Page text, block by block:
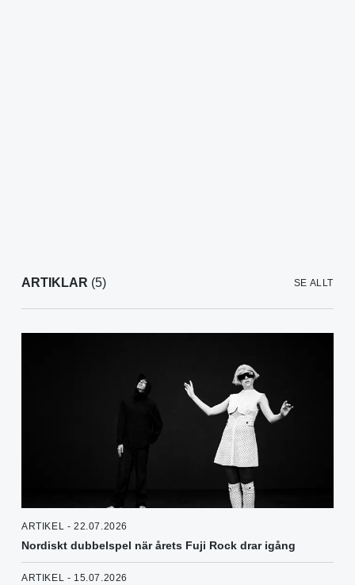
ARTIKLAR (5) SE ALLT
ARTIKEL - 22.07.2026
Nordiskt dubbelspel när årets Fuji Rock drar igång
ARTIKEL - 15.07.2026